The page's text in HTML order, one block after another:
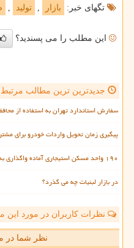
تگهای خبر: بازار تولید
این مطلب را می پسندید؟
جدیدترین ترین مطالب مرتبط
سفارش استاندارد تهران به استفاده از
پیگیری زمان تحویل واردات خودرو برای
۱۹۰ واحد مسکن استیجاری آماده واگذاری به زوج های جوان است
در بازار لبنیات چه می گذرد؟
نظرات کاربران در مورد این
نظر شما در